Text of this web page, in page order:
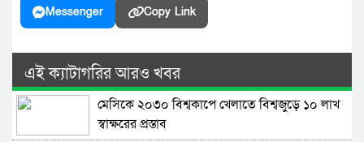
Messenger Copy Link
এই ক্যাটাগরির আরও খবর
মেসিকে ২০৩০ বিশ্বকাপে খেলাতে বিশ্বজুড়ে ১০ লাখ
স্বাক্ষরের প্রস্তাব